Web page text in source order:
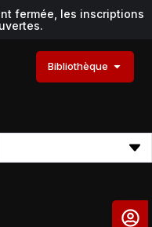
fermée, les inscriptions
Bibliothèque